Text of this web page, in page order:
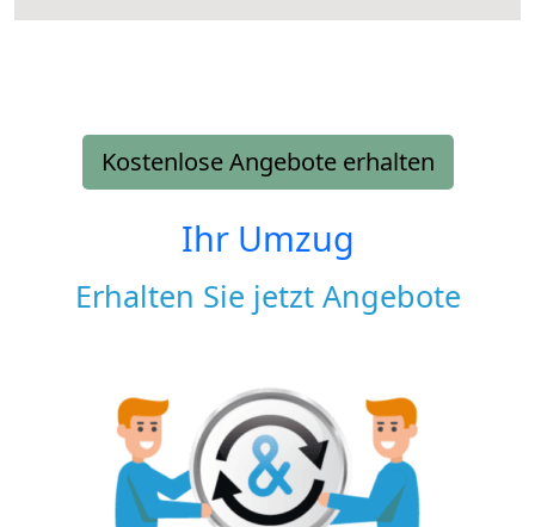
Kostenlose Angebote erhalten
Ihr Umzug
Erhalten Sie jetzt Angebote